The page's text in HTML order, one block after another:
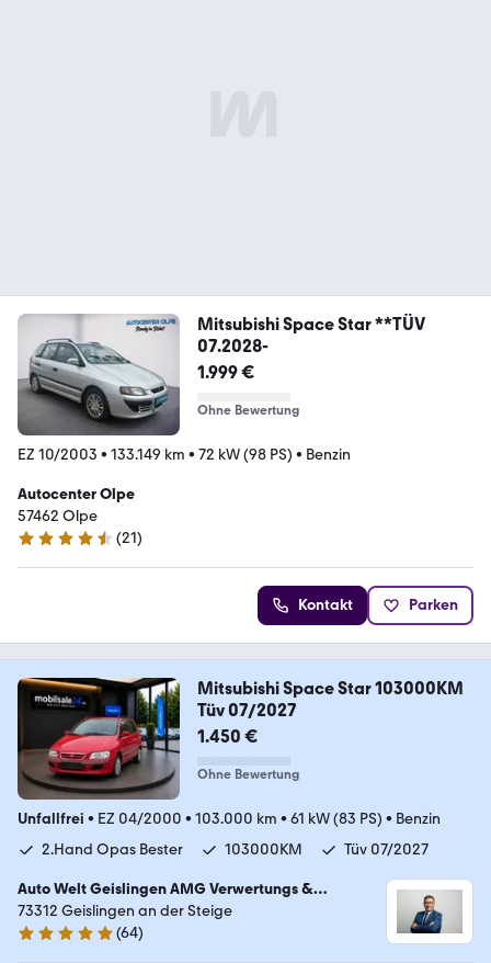
Mitsubishi Space Star **TÜV
07.2028-
1.999 €
Ohne Bewertung
EZ 10/2003 • 133.149 km • 72 kW (98 PS) • Benzin
Autocenter Olpe
57462 Olpe
4.7 Sterne
(21)
Kontakt Parken
Mitsubishi Space Star 103000KM
Tüv 07/2027
1.450 €
Ohne Bewertung
Unfallfrei • EZ 04/2000 • 103.000 km • 61 kW (83 PS) • Benzin
2.Hand Opas Bester
103000KM Tüv 07/2027
Auto Welt Geislingen AMG Verwertungs &
Sicherstellungs GmbH
73312 Geislingen an der Steige
5 Sterne
(64)